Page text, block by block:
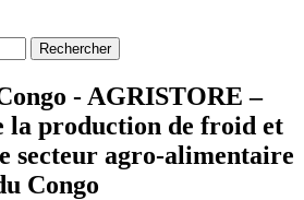
- AGRISTORE –
la production de froid et
secteur agro-alimentaire
Congo